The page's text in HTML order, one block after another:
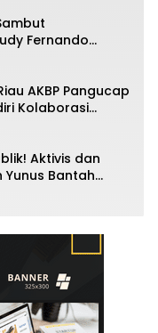
Fernando
Kakanwil
AKBP Pangucap
Kolaborasi
Cegah Karhutla
Aktivis dan
Yunus Bantah
Sufmi Dasco